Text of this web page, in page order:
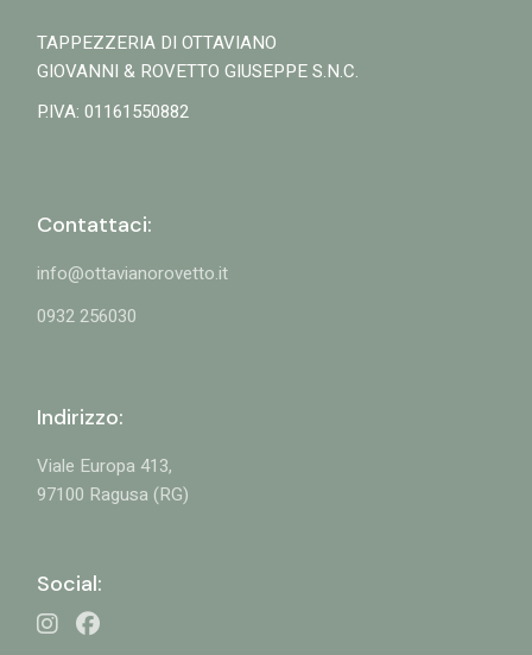
TAPPEZZERIA DI OTTAVIANO
GIOVANNI & ROVETTO GIUSEPPE S.N.C.
P.IVA: 01161550882
Contattaci:
info@ottavianorovetto.it
0932 256030
Indirizzo:
Viale Europa 413,
97100 Ragusa (RG)
Social: